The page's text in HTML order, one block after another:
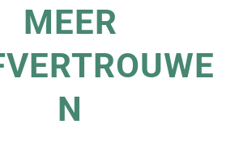
MEER
N